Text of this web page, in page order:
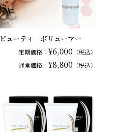
ビューティ ボリューマー
定期価格： ¥6,000 （税込）
通常価格： ¥8,800 （税込）